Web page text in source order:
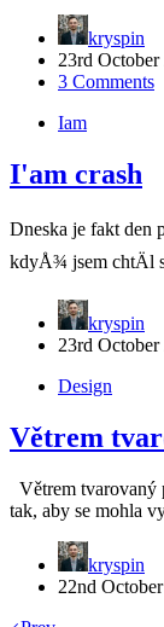
kryspin
23rd October
3 Comments
Iam
I'am crash
Dneska je fakt den
kdyÅ¾ jsem
kryspin
23rd October
Design
Větrem
Větrem tvarovaný
tak, aby se mohla
kryspin
22nd